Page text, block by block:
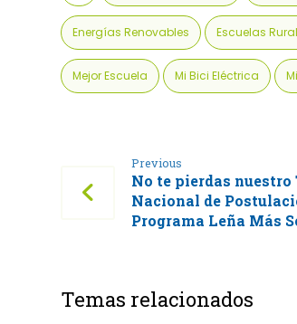
Energías Renovables Escuelas
Mejor Escuela Mi Bici Eléctrica
Previous
No te pierdas nuestro
Nacional de
Programa Leña Más
Temas relacionados